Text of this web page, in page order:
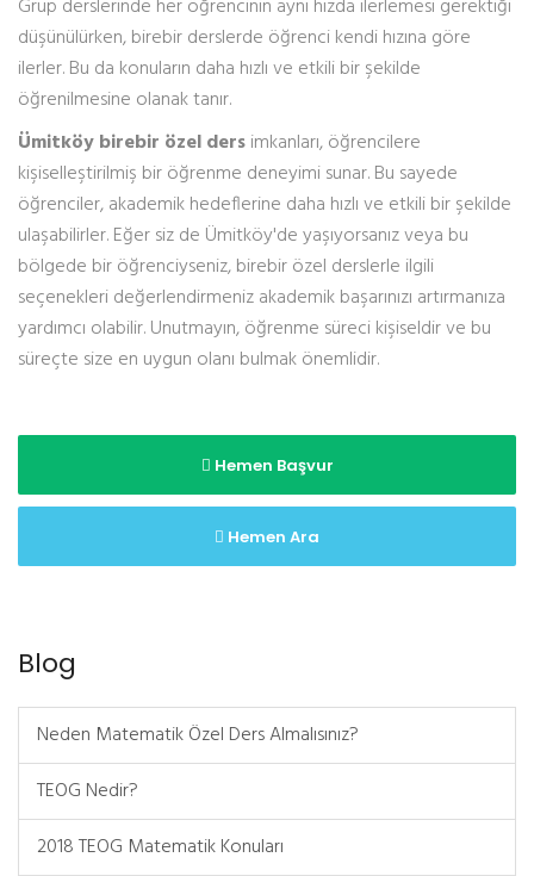
Grup derslerinde her öğrencinin aynı hızda ilerlemesi gerektiği
düşünülürken, birebir derslerde öğrenci kendi hızına göre
ilerler. Bu da konuların daha hızlı ve etkili bir şekilde
öğrenilmesine olanak tanır.
Ümitköy birebir özel dersimkanları, öğrencilere
kişiselleştirilmiş bir öğrenme deneyimi sunar. Bu sayede
öğrenciler, akademik hedeflerine daha hızlı ve etkili bir şekilde
ulaşabilirler. Eğer siz de Ümitköy'de yaşıyorsanız veya bu
bölgede bir öğrenciyseniz, birebir özel derslerle ilgili
seçenekleri değerlendirmeniz akademik başarınızı artırmanıza
yardımcı olabilir. Unutmayın, öğrenme süreci kişiseldir ve bu
süreçte size en uygun olanı bulmak önemlidir.
Hemen Başvur
Hemen Ara
Blog
Neden Matematik Özel Ders Almalısınız?
TEOG Nedir?
2018 TEOG Matematik Konuları